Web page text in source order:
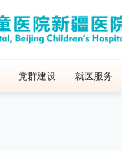
党群建设 就医服务